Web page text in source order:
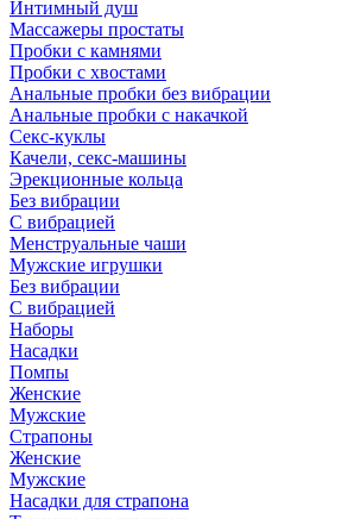
Интимный душ
Массажеры простаты
Пробки с камнями
Пробки с хвостами
Анальные пробки без вибрации
Анальные пробки с накачкой
Секс-куклы
Качели, секс-машины
Эрекционные кольца
Без вибрации
С вибрацией
Менструальные чаши
Мужские игрушки
Без вибрации
С вибрацией
Наборы
Насадки
Помпы
Женские
Мужские
Страпоны
Женские
Мужские
Насадки для страпона